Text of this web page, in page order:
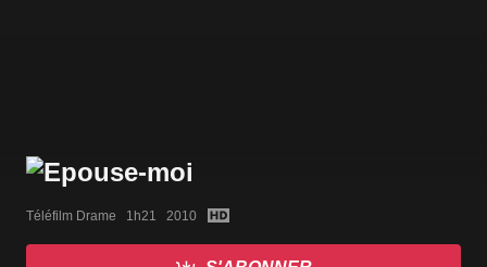
Téléfilm Drame   1h21   2010